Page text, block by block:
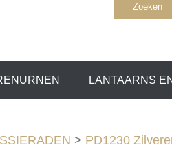
Zoeken
LANTAARNS
> PD1230